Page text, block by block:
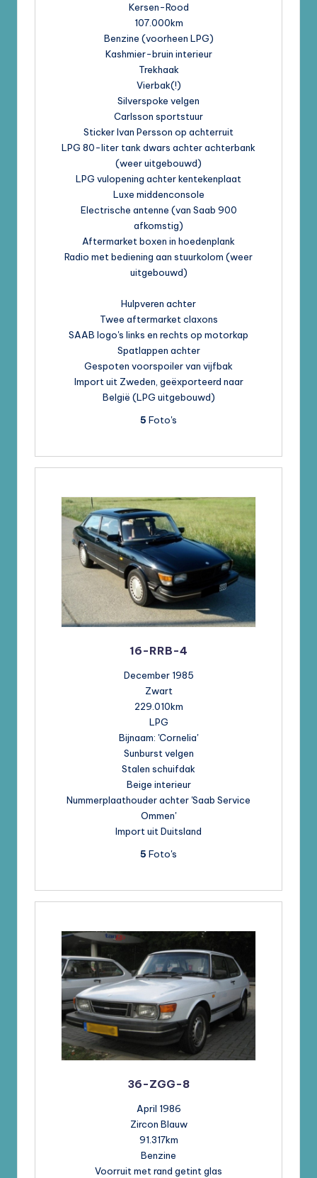
Kersen-Rood
107.000km
Benzine (voorheen LPG)
Kashmier-bruin interieur
Trekhaak
Vierbak(!)
Silverspoke velgen
Carlsson sportstuur
Sticker Ivan Persson op achterruit
LPG 80-liter tank dwars achter achterbank
(weer uitgebouwd)
LPG vulopening achter kentekenplaat
Luxe middenconsole
Electrische antenne (van Saab 900
afkomstig)
Aftermarket boxen in hoedenplank
Radio met bediening aan stuurkolom (weer
uitgebouwd)
Hulpveren achter
Twee aftermarket claxons
SAAB logo's links en rechts op motorkap
Spatlappen achter
Gespoten voorspoiler van vijfbak
Import uit Zweden, geëxporteerd naar
België (LPG uitgebouwd)
5 Foto's
16-RRB-4
December 1985
Zwart
229.010km
LPG
Bijnaam: 'Cornelia'
Sunburst velgen
Stalen schuifdak
Beige interieur
Nummerplaathouder achter 'Saab Service
Ommen'
Import uit Duitsland
5 Foto's
36-ZGG-8
April 1986
Zircon Blauw
91.317km
Benzine
Voorruit met rand getint glas